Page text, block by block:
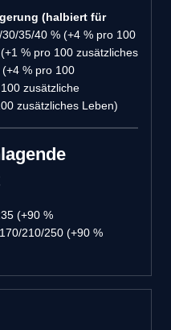
(halbiert für
30/35/40 % (+4 % pro 100
% pro 100 zusätzliches
% pro 100
zusätzliche
zusätzliches Leben)
(+90 %
210/250 (+90 %